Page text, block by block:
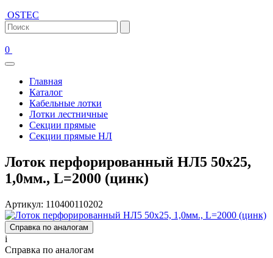
OSTEC
0
Главная
Каталог
Кабельные лотки
Лотки лестничные
Секции прямые
Секции прямые НЛ
Лоток перфорированный НЛ5 50х25,
1,0мм., L=2000 (цинк)
Артикул: 110400110202
Справка по аналогам
i
Справка по аналогам